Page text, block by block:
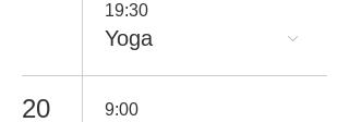
19:30
Yoga
20 9:00